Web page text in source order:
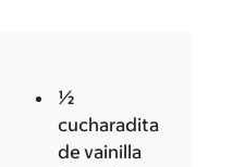
½
cucharadita
de vainilla